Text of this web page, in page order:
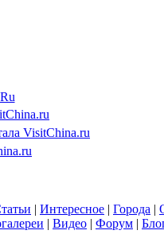
VisitChina.ru
| Интересное | Города |
| Видео | Форум |